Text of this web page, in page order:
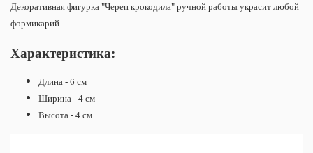
Декоративная фигурка "Череп крокодила" ручной работы украсит любой
формикарий.
Характеристика:
Длина - 6 см
Ширина - 4 см
Высота - 4 см